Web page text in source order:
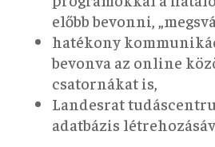
előbb bevonni,
hatékony
bevonva az online
csatornákat is,
Landesrat
adatbázis